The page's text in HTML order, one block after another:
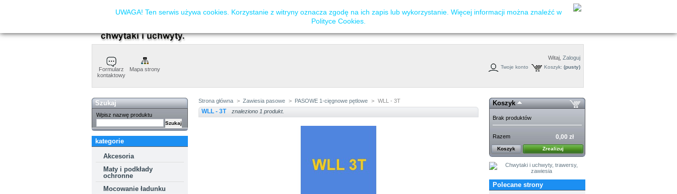
UWAGA! Ten serwis używa cookies. Korzystanie z witryny oznacza zgodę na ich zapis lub wykorzystanie. Więcej informacji można znaleźć w
Polityce Cookies
Formularz
kontaktowy
Mapa strony
Witaj,Zaloguj
Koszyk: (pusty)
Twoje konto
Szukaj
Wpisz nazwę produktu
kategorie
Akcesoria
Maty i podkłady
ochronne
Mocowanie ładunku
Strona główna > Zawiesia pasowe > PASOWE 1-cięgnowe pętlowe > WLL - 3T
WLL - 3T znaleziono 1 produkt.
Koszyk
Brak produktów
Razem 0,00 zł
Koszyk Zrealizuj
Polecane strony